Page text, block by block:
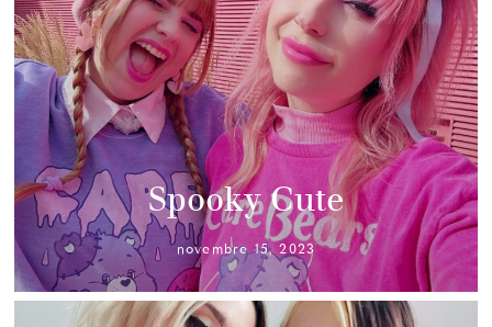
Spooky Cute
novembre 15, 2023